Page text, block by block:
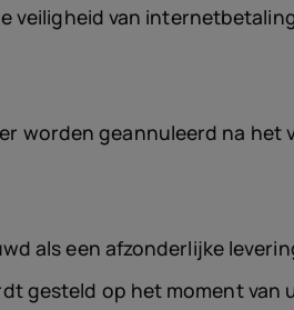
van
worden geannuleerd na het
als een afzonderlijke
gesteld op het moment van